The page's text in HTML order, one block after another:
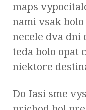
maps
nami vsak
necele dva dni
teda bolo opat
niektore
Do Iasi sme